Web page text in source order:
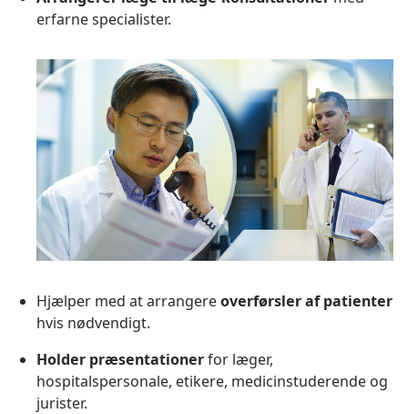
erfarne specialister.
Hjælper med at arrangereoverførsler af patienter
hvis nødvendigt.
Holder præsentationerfor læger,
hospitalspersonale, etikere, medicinstuderende og
jurister.